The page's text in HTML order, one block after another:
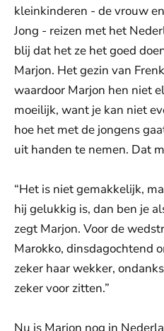
kleinkinderen - de vrouw
Jong - reizen met het
blij dat het ze het goed
Marjon. Het gezin van
waardoor Marjon hen niet
moeilijk, want je kan niet
hoe het met de jongens
uit handen te nemen. Dat
“Het is niet gemakkelijk,
hij gelukkig is, dan ben je
zegt Marjon. Voor de
Marokko, dinsdagochtend
zeker haar wekker,
zeker voor zitten.”